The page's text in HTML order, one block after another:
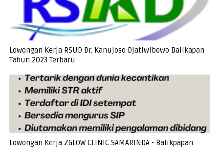
Lowongan Kerja RSUD Dr. Kanujoso Djatiwibowo Balikapan
Tahun 2023 Terbaru
Lowongan Kerja ZGLOW CLINIC SAMARINDA - Balikpapan